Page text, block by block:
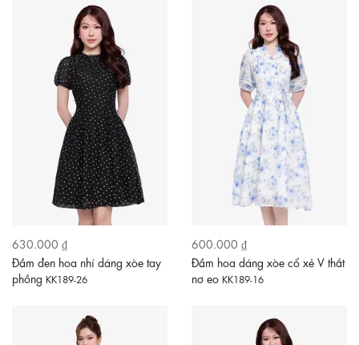
630.000 ₫
Đầm đen hoa nhí dáng xòe tay
phồng KK189-26
600.000 ₫
Đầm hoa dáng xòe cổ xẻ V thắt
nơ eo KK189-16